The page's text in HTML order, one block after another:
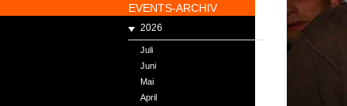
EVENTS-ARCHIV
2026
Juli
Juni
Mai
April